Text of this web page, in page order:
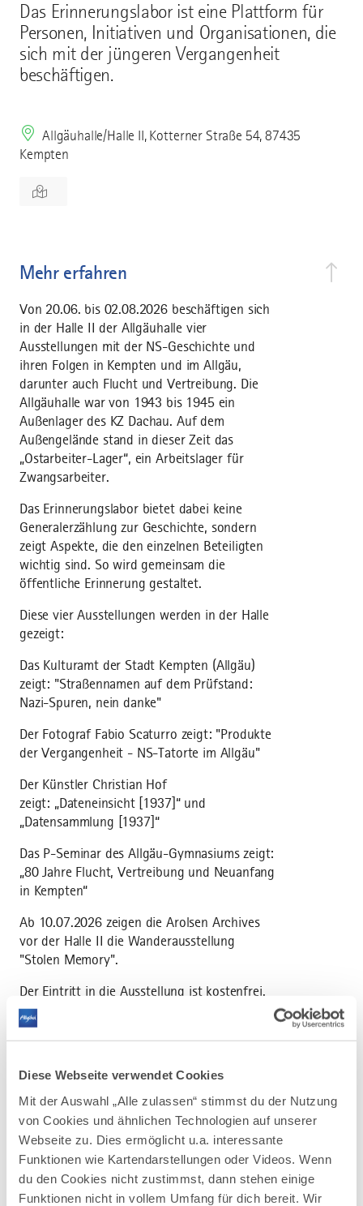
Diese Webseite verwendet Cookies
Mit der Auswahl „Alle zulassen“ stimmst du der Nutzung
von Cookies und ähnlichen Technologien auf unserer
Webseite zu. Dies ermöglicht u.a. interessante
Funktionen wie Kartendarstellungen oder Videos. Wenn
du den Cookies nicht zustimmst, dann stehen einige
Funktionen nicht in vollem Umfang für dich bereit. Wir
Das Erinnerungslabor ist eine Plattform für
Personen, Initiativen und Organisationen, die
sich mit der jüngeren Vergangenheit
beschäftigen.
Allgäuhalle/Halle II, Kotterner Straße 54, 87435
Kempten
Mehr erfahren
Von 20.06. bis 02.08.2026 beschäftigen sich
in der Halle II der Allgäuhalle vier
Ausstellungen mit der NS-Geschichte und
ihren Folgen in Kempten und im Allgäu,
darunter auch Flucht und Vertreibung. Die
Allgäuhalle war von 1943 bis 1945 ein
Außenlager des KZ Dachau. Auf dem
Außengelände stand in dieser Zeit das
„Ostarbeiter-Lager“, ein Arbeitslager für
Zwangsarbeiter.
Das Erinnerungslabor bietet dabei keine
Generalerzählung zur Geschichte, sondern
zeigt Aspekte, die den einzelnen Beteiligten
wichtig sind. So wird gemeinsam die
öffentliche Erinnerung gestaltet.
Diese vier Ausstellungen werden in der Halle
gezeigt:
Das Kulturamt der Stadt Kempten (Allgäu)
zeigt: "Straßennamen auf dem Prüfstand:
Nazi-Spuren, nein danke"
Der Fotograf Fabio Scaturro zeigt: "Produkte
der Vergangenheit - NS-Tatorte im Allgäu"
Der Künstler Christian Hof
zeigt: „Dateneinsicht [1937]“ und
„Datensammlung [1937]“
Das P-Seminar des Allgäu-Gymnasiums zeigt:
„80 Jahre Flucht, Vertreibung und Neuanfang
in Kempten“
Ab 10.07.2026 zeigen die Arolsen Archives
vor der Halle II die Wanderausstellung
"Stolen Memory".
Der Eintritt in die Ausstellung ist kostenfrei.
Jeden Samstag gibt es während der
Ausstellungsdauer um 11 Uhr eine
AUF DER ALLGÄU KARTE